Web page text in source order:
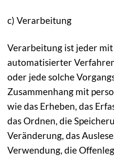
c) Verarbeitung
Verarbeitung ist jeder
automatisierter
oder jede solche
Zusammenhang mit
wie das Erheben, das
das Ordnen, die
Veränderung, das
Verwendung, die